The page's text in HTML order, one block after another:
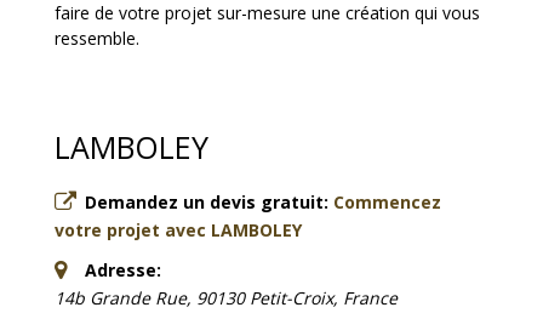
faire de votre projet sur-mesure une création qui vous
ressemble.
LAMBOLEY
Demandez un devis gratuit: Commencez
votre projet avec LAMBOLEY
Adresse:
14b Grande Rue, 90130 Petit-Croix, France